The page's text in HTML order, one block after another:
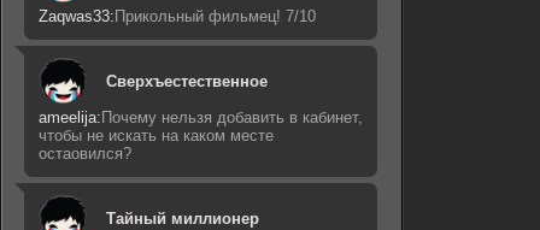
Zaqwas33: Прикольный фильмец! 7/10
Сверхъестественное
ameelija: Почему нельзя добавить в кабинет,
чтобы не искать на каком месте
остаовился?
Тайный миллионер